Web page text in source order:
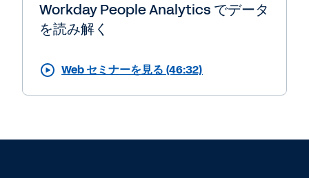
Workday People Analytics でデータ
を読み解く
Web セミナーを見る (46:32)